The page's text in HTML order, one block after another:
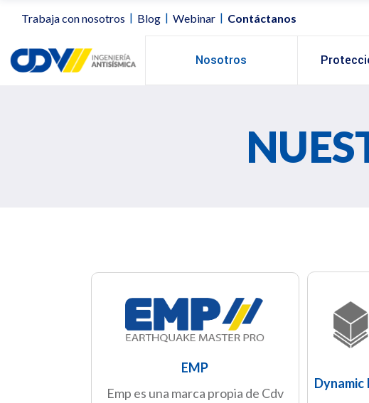
Trabaja con nosotros | Blog | Webinar | Contáctanos
Nosotros
EMP
Emp es una marca propia de Cdv
Dynamic